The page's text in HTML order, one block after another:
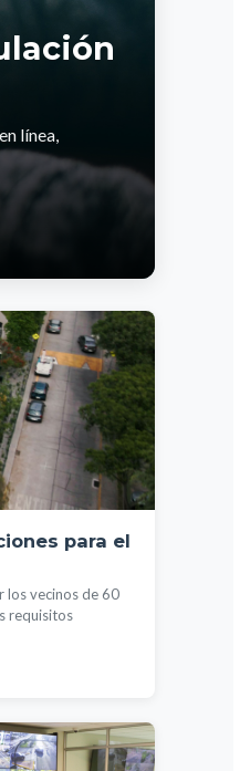
línea,
para el
los vecinos de 60
requisitos